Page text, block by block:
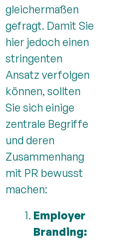
gleichermaßen
gefragt. Damit Sie
hier jedoch einen
stringenten
Ansatz verfolgen
können, sollten
Sie sich einige
zentrale Begriffe
und deren
Zusammenhang
mit PR bewusst
machen:
Employer
Branding: